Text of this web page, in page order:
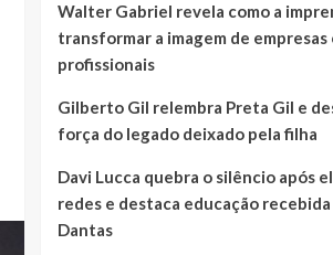
Walter Gabriel revela como a
transformar a imagem de empresas
profissionais
Gilberto Gil relembra Preta Gil e
força do legado deixado pela filha
Davi Lucca quebra o silêncio após
redes e destaca educação recebida
Dantas